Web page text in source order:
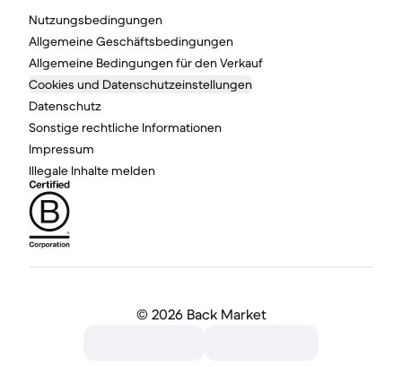
Nutzungsbedingungen
Allgemeine Geschäftsbedingungen
Allgemeine Bedingungen für den Verkauf
Cookies und Datenschutzeinstellungen
Datenschutz
Sonstige rechtliche Informationen
Impressum
Illegale Inhalte melden
© 2026 Back Market